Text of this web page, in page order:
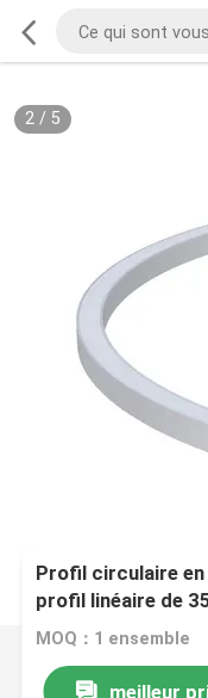
2/ 5
Profil circulaire en
profil linéaire de
MOQ：1 ensemble
meilleur